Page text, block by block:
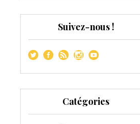
Suivez-nous !
Catégories